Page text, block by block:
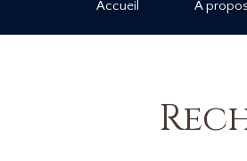
Accueil À propos